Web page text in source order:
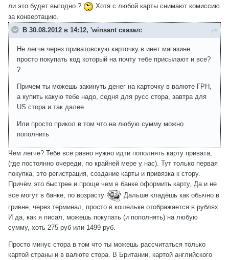
ли это будет выгодно ?
Хотя с любой карты снимают комиссию
за конвертацию.
В 30.08.2012 в 14:12, 'winsant сказал:
Не легче через приватовскую карточку в инет магазине
просто покупать код который на почту тебе присылают и все?
?
Причем ты можешь закинуть денег на карточку в валюте ГРН,
а купить какую тебе надо, седня для русс стора, завтра для
US стора и так далее.
Или просто прикол в том что на любую сумму можно
пополнить
Чем легче? Тебе всё равно нужно идти пополнять карту привата,
(где постоянно очереди, по крайней мере у нас). Тут только первая
покупка, это регистрация, создание карты и привязка к стору.
Причём это быстрее и проще чем в банке оформить карту, Да и не
все могут в банке, по возрасту
Дальше кладёшь как обычно в
гривне, через терминал, просто в кошельке отображается в рублях.
И да, как я писал, можешь покупать (и пополнять) на любую
сумму, хоть 275 руб или 1499 руб.
Просто минус стора в том что ты можешь рассчитаться только
картой страны и в валюте стора. В Британии, картой английского